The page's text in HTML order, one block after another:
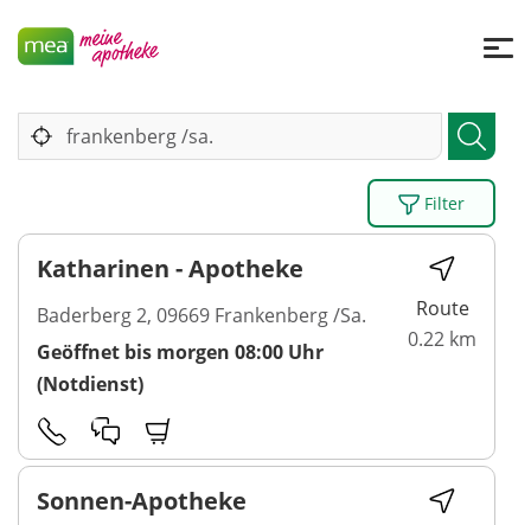
Filter
Katharinen - Apotheke
Baderberg 2, 09669 Frankenberg /Sa.
Geöffnet bis morgen 08:00 Uhr
(Notdienst)
Route
0.22 km
Sonnen-Apotheke